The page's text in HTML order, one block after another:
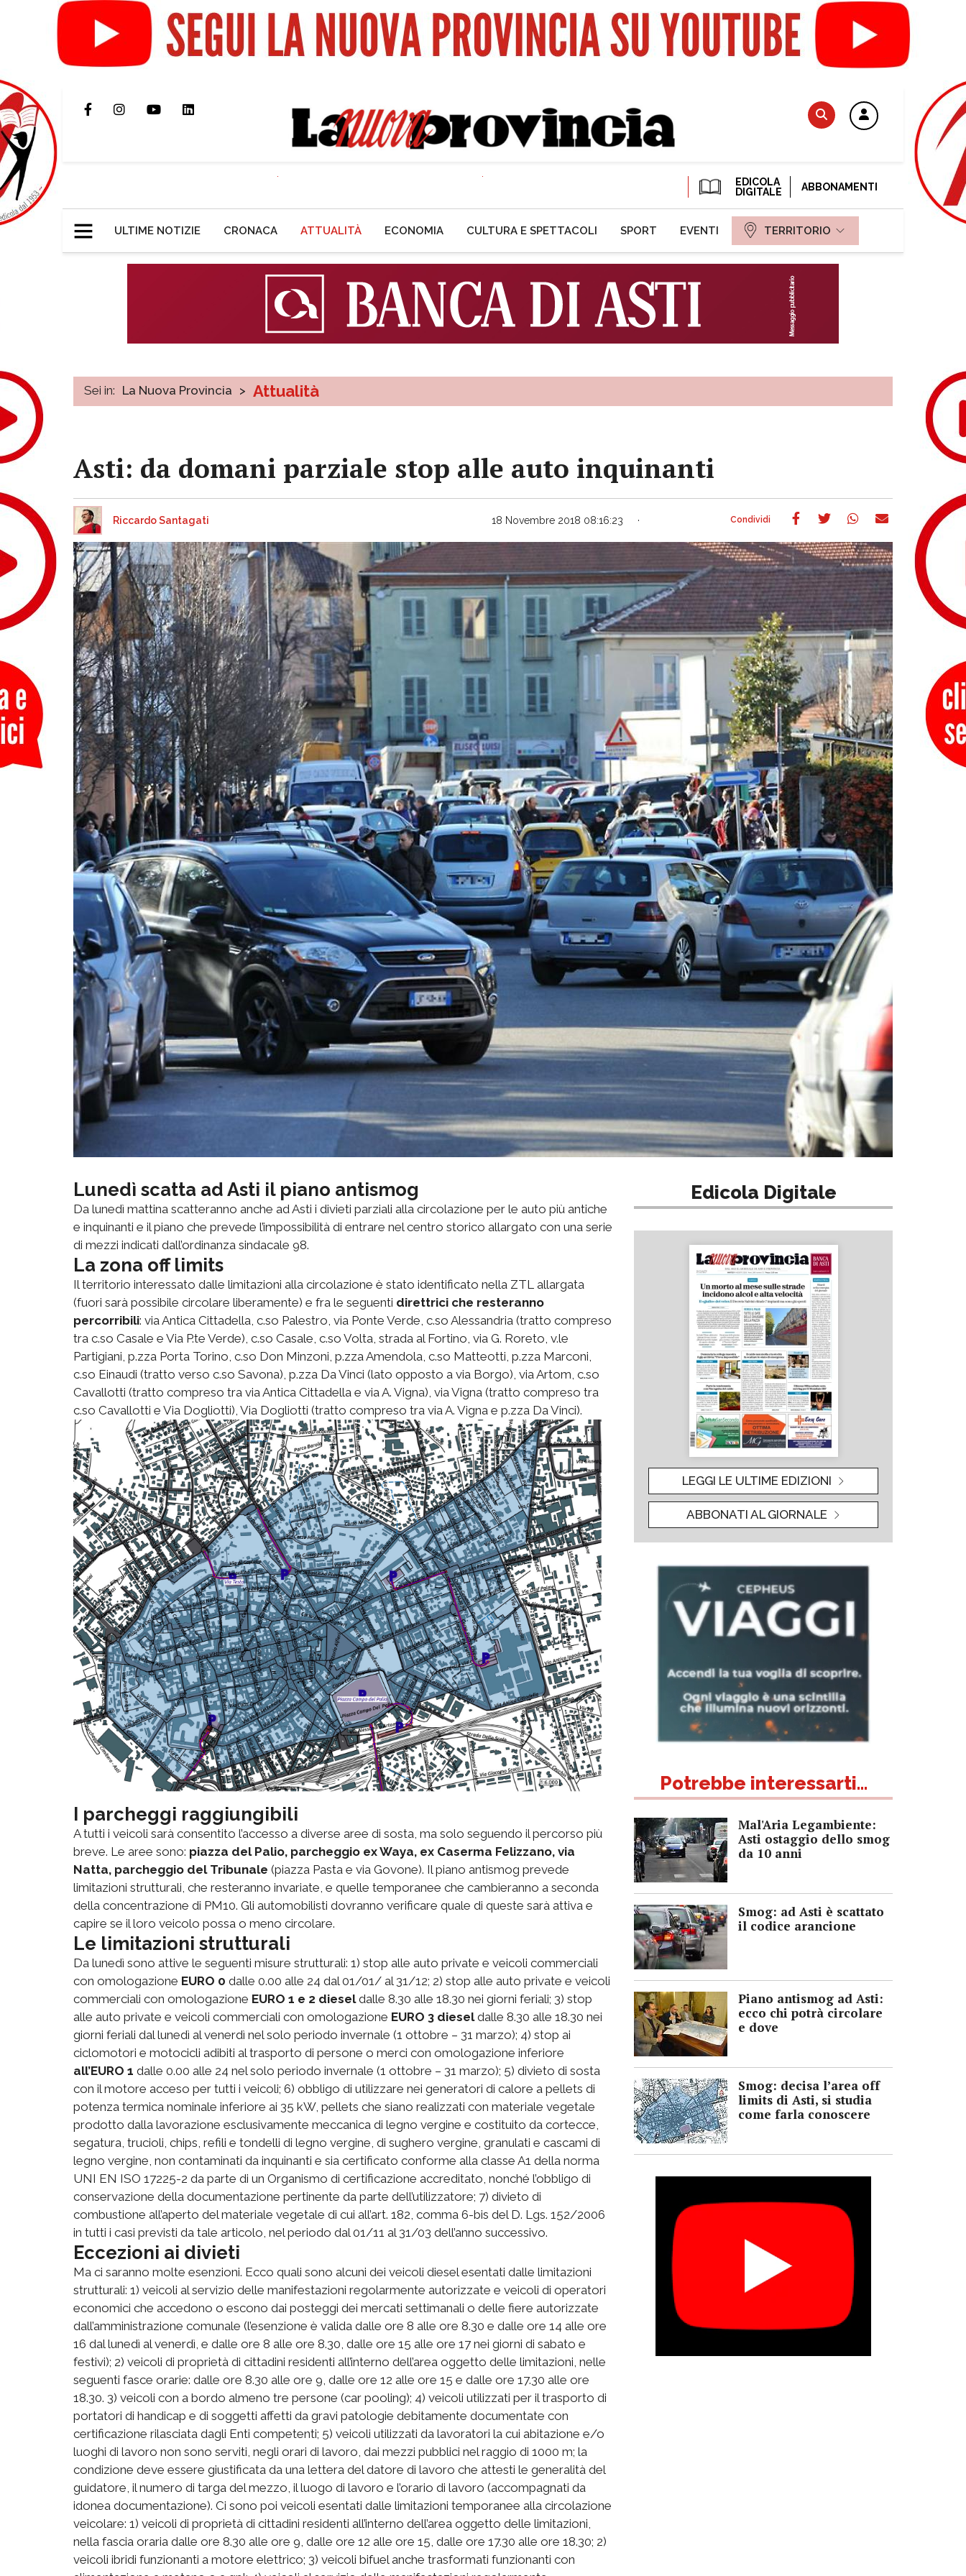
EDICOLA
DIGITALE
ABBONAMENTI
ULTIME NOTIZIE CRONACA ATTUALITÀ ECONOMIA CULTURA E SPETTACOLI SPORT EVENTI TERRITORIO
Sei in: La Nuova Provincia > Attualità
Asti: da domani parziale stop alle auto inquinanti
Riccardo Santagati 18 Novembre 2018 08:16:23
Lunedì scatta ad Asti il piano antismog
Da lunedì mattina scatteranno anche ad Asti i divieti parziali alla circolazione per le auto più antiche
e inquinanti e il piano che prevede l’impossibilità di entrare nel centro storico allargato con una serie
di mezzi indicati dall’ordinanza sindacale 98.
La zona off limits
Il territorio interessato dalle limitazioni alla circolazione è stato identificato nella ZTL allargata
(fuori sarà possibile circolare liberamente) e fra le seguenti direttrici che resteranno
percorribili: via Antica Cittadella, c.so Palestro, via Ponte Verde, c.so Alessandria (tratto compreso
tra c.so Casale e Via P.te Verde), c.so Casale, c.so Volta, strada al Fortino, via G. Roreto, v.le
Partigiani, p.zza Porta Torino, c.so Don Minzoni, p.zza Amendola, c.so Matteotti, p.zza Marconi,
c.so Einaudi (tratto verso c.so Savona), p.zza Da Vinci (lato opposto a via Borgo), via Artom, c.so
Cavallotti (tratto compreso tra via Antica Cittadella e via A. Vigna), via Vigna (tratto compreso tra
c.so Cavallotti e Via Dogliotti), Via Dogliotti (tratto compreso tra via A. Vigna e p.zza Da Vinci).
I parcheggi raggiungibili
A tutti i veicoli sarà consentito l’accesso a diverse aree di sosta, ma solo seguendo il percorso più
breve. Le aree sono: piazza del Palio, parcheggio ex Waya, ex Caserma Felizzano, via
Natta, parcheggio del Tribunale (piazza Pasta e via Govone). Il piano antismog prevede
limitazioni strutturali, che resteranno invariate, e quelle temporanee che cambieranno a seconda
della concentrazione di PM10. Gli automobilisti dovranno verificare quale di queste sarà attiva e
capire se il loro veicolo possa o meno circolare.
Le limitazioni strutturali
Da lunedì sono attive le seguenti misure strutturali: 1) stop alle auto private e veicoli commerciali
con omologazione EURO 0 dalle 0.00 alle 24 dal 01/01/ al 31/12; 2) stop alle auto private e veicoli
commerciali con omologazione EURO 1 e 2 dieseldalle 8.30 alle 18.30 nei giorni feriali; 3) stop
alle auto private e veicoli commerciali con omologazione EURO 3 dieseldalle 8.30 alle 18.30 nei
giorni feriali dal lunedì al venerdì nel solo periodo invernale (1 ottobre – 31 marzo); 4) stop ai
ciclomotori e motocicli adibiti al trasporto di persone o merci con omologazione inferiore
all’EURO 1 dalle 0.00 alle 24 nel solo periodo invernale (1 ottobre – 31 marzo); 5) divieto di sosta
con il motore acceso per tutti i veicoli; 6) obbligo di utilizzare nei generatori di calore a pellets di
potenza termica nominale inferiore ai 35 kW, pellets che siano realizzati con materiale vegetale
prodotto dalla lavorazione esclusivamente meccanica di legno vergine e costituito da cortecce,
segatura, trucioli, chips, refili e tondelli di legno vergine, di sughero vergine, granulati e cascami di
legno vergine, non contaminati da inquinanti e sia certificato conforme alla classe A1 della norma
UNI EN ISO 17225-2 da parte di un Organismo di certificazione accreditato, nonché l’obbligo di
conservazione della documentazione pertinente da parte dell’utilizzatore; 7) divieto di
combustione all’aperto del materiale vegetale di cui all’art. 182, comma 6-bis del D. Lgs. 152/2006
in tutti i casi previsti da tale articolo, nel periodo dal 01/11 al 31/03 dell’anno successivo.
Eccezioni ai divieti
Ma ci saranno molte esenzioni. Ecco quali sono alcuni dei veicoli diesel esentati dalle limitazioni
strutturali: 1) veicoli al servizio delle manifestazioni regolarmente autorizzate e veicoli di operatori
economici che accedono o escono dai posteggi dei mercati settimanali o delle fiere autorizzate
dall’amministrazione comunale (l’esenzione è valida dalle ore 8 alle ore 8.30 e dalle ore 14 alle ore
16 dal lunedì al venerdì, e dalle ore 8 alle ore 8.30, dalle ore 15 alle ore 17 nei giorni di sabato e
festivi); 2) veicoli di proprietà di cittadini residenti all’interno dell’area oggetto delle limitazioni, nelle
seguenti fasce orarie: dalle ore 8.30 alle ore 9, dalle ore 12 alle ore 15 e dalle ore 17.30 alle ore
18.30. 3) veicoli con a bordo almeno tre persone (car pooling); 4) veicoli utilizzati per il trasporto di
portatori di handicap e di soggetti affetti da gravi patologie debitamente documentate con
certificazione rilasciata dagli Enti competenti; 5) veicoli utilizzati da lavoratori la cui abitazione e/o
luoghi di lavoro non sono serviti, negli orari di lavoro, dai mezzi pubblici nel raggio di 1000 m; la
condizione deve essere giustificata da una lettera del datore di lavoro che attesti le generalità del
guidatore, il numero di targa del mezzo, il luogo di lavoro e l’orario di lavoro (accompagnati da
idonea documentazione). Ci sono poi veicoli esentati dalle limitazioni temporanee alla circolazione
veicolare: 1) veicoli di proprietà di cittadini residenti all’interno dell’area oggetto delle limitazioni,
nella fascia oraria dalle ore 8.30 alle ore 9, dalle ore 12 alle ore 15, dalle ore 17.30 alle ore 18.30; 2)
veicoli ibridi funzionanti a motore elettrico; 3) veicoli bifuel anche trasformati funzionanti con
Edicola Digitale
LEGGI LE ULTIME EDIZIONI
ABBONATI AL GIORNALE
Potrebbe interessarti...
Mal'Aria Legambiente:
Asti ostaggio dello smog
da 10 anni
Smog: ad Asti è scattato
il codice arancione
Piano antismog ad Asti:
ecco chi potrà circolare
e dove
Smog: decisa l’area off
limits di Asti, si studia
come farla conoscere